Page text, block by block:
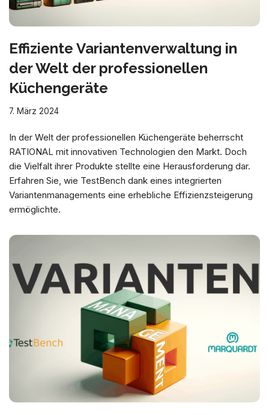
Effiziente Variantenverwaltung in
der Welt der professionellen
Küchengeräte
7. März 2024
In der Welt der professionellen Küchengeräte beherrscht
RATIONAL mit innovativen Technologien den Markt. Doch
die Vielfalt ihrer Produkte stellte eine Herausforderung dar.
Erfahren Sie, wie TestBench dank eines integrierten
Variantenmanagements eine erhebliche Effizienzsteigerung
ermöglichte.